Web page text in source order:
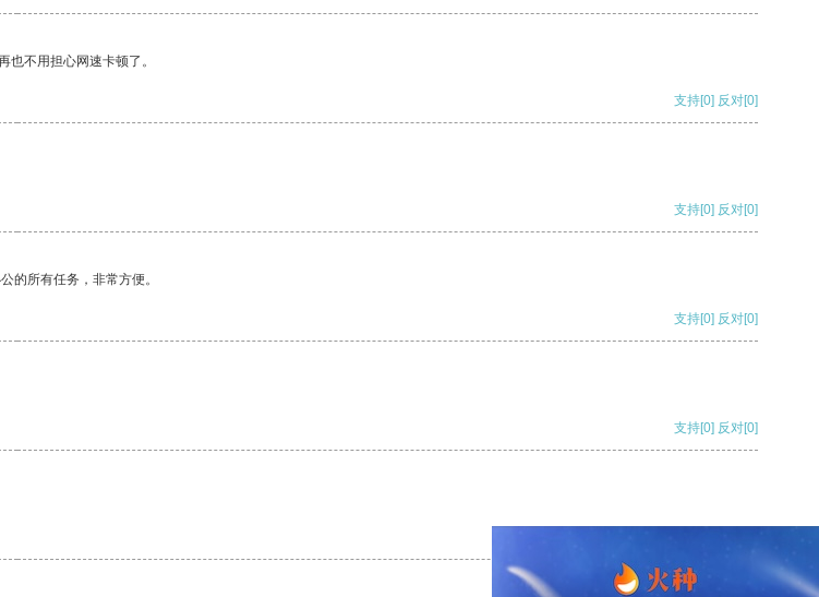
不用担心网速卡顿了。
支持[0] 反对[0]
支持[0] 反对[0]
的所有任务，非常方便。
支持[0] 反对[0]
支持[0] 反对[0]